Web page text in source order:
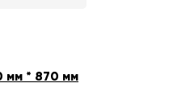
мм * 870 мм